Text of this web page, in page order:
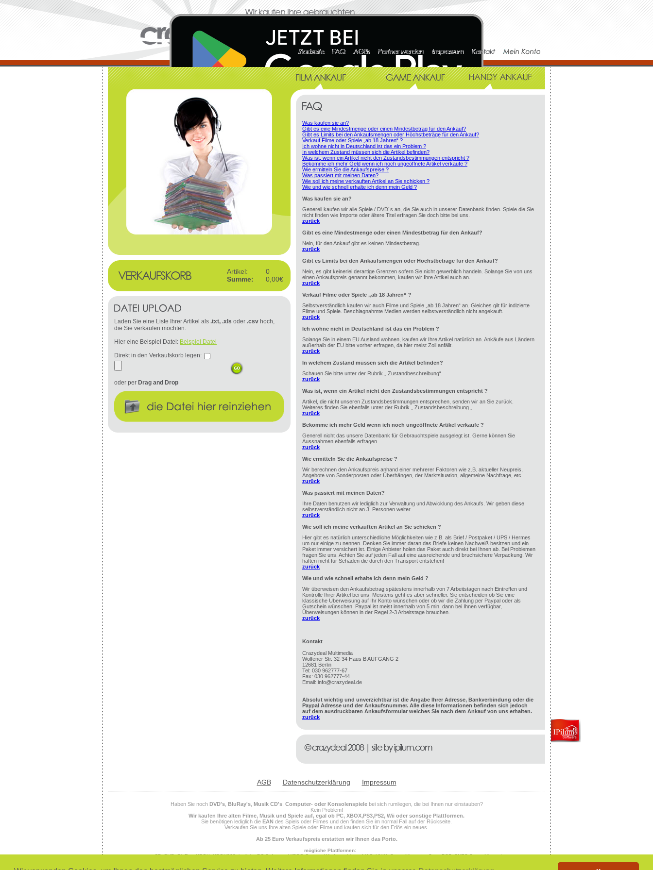
Was kaufen sie an?
Gibt es eine Mindestmenge oder einen Mindestbetrag für den Ankauf?
Gibt es Limits bei den Ankaufsmengen oder Höchstbeträge für den Ankauf?
Verkauf Filme oder Spiele „ab 18 Jahren“ ?
Ich wohne nicht in Deutschland ist das ein Problem ?
In welchem Zustand müssen sich die Artikel befinden?
Was ist, wenn ein Artikel nicht den Zustandsbestimmungen entspricht ?
Bekomme ich mehr Geld wenn ich noch ungeöffnete Artikel verkaufe ?
Wie ermitteln Sie die Ankaufspreise ?
Was passiert mit meinen Daten?
Wie soll ich meine verkauften Artikel an Sie schicken ?
Wie und wie schnell erhalte ich denn mein Geld ?
Was kaufen sie an?
Generell kaufen wir alle Spiele / DVD´s an, die Sie auch in unserer Datenbank finden. Spiele die Sie
nicht finden wie Importe oder ältere Titel erfragen Sie doch bitte bei uns.
zurück
Gibt es eine Mindestmenge oder einen Mindestbetrag für den Ankauf?
Nein, für den Ankauf gibt es keinen Mindestbetrag.
zurück
Gibt es Limits bei den Ankaufsmengen oder Höchstbeträge für den Ankauf?
Nein, es gibt keinerlei derartige Grenzen sofern Sie nicht gewerblich handeln. Solange Sie von uns
einen Ankaufspreis genannt bekommen, kaufen wir Ihre Artikel auch an.
zurück
Verkauf Filme oder Spiele „ab 18 Jahren“ ?
Selbstverständlich kaufen wir auch Filme und Spiele „ab 18 Jahren“ an. Gleiches gilt für indizierte
Filme und Spiele. Beschlagnahmte Medien werden selbstverständlich nicht angekauft.
zurück
Ich wohne nicht in Deutschland ist das ein Problem ?
Solange Sie in einem EU Ausland wohnen, kaufen wir Ihre Artikel natürlich an. Ankäufe aus Ländern
außerhalb der EU bitte vorher erfragen, da hier meist Zoll anfällt.
zurück
In welchem Zustand müssen sich die Artikel befinden?
Schauen Sie bitte unter der Rubrik „ Zustandbeschreibung“.
zurück
Was ist, wenn ein Artikel nicht den Zustandsbestimmungen entspricht ?
Artikel, die nicht unseren Zustandsbestimmungen entsprechen, senden wir an Sie zurück.
Weiteres finden Sie ebenfalls unter der Rubrik „ Zustandsbeschreibung „.
zurück
Bekomme ich mehr Geld wenn ich noch ungeöffnete Artikel verkaufe ?
Generell nicht das unsere Datenbank für Gebrauchtspiele ausgelegt ist. Gerne können Sie
Aussnahmen ebenfalls erfragen.
zurück
Wie ermitteln Sie die Ankaufspreise ?
Wir berechnen den Ankaufspreis anhand einer mehrerer Faktoren wie z.B. aktueller Neupreis,
Angebote von Sonderposten oder Überhängen, der Marktsituation, allgemeine Nachfrage, etc.
zurück
Was passiert mit meinen Daten?
Ihre Daten benutzen wir lediglich zur Verwaltung und Abwicklung des Ankaufs. Wir geben diese
selbstverständlich nicht an 3. Personen weiter.
zurück
Wie soll ich meine verkauften Artikel an Sie schicken ?
Hier gibt es natürlich unterschiedliche Möglichkeiten wie z.B. als Brief / Postpaket / UPS / Hermes
um nur einige zu nennen. Denken Sie immer daran das Briefe keinen Nachweiß besitzen und ein
Paket immer versichert ist. Einige Anbieter holen das Paket auch direkt bei Ihnen ab. Bei Problemen
fragen Sie uns. Achten Sie auf jeden Fall auf eine ausreichende und bruchsichere Verpackung. Wir
haften nicht für Schäden die durch den Transport entstehen!
zurück
Wie und wie schnell erhalte ich denn mein Geld ?
Wir überweisen den Ankaufsbetrag spätestens innerhalb von 7 Arbeitstagen nach Eintreffen und
Kontrolle Ihrer Artikel bei uns. Meistens geht es aber schneller. Sie entscheiden ob Sie eine
klassische Überweisung auf Ihr Konto wünschen oder ob wir die Zahlung per Paypal oder als
Gutschein wünschen. Paypal ist meist innerhalb von 5 min. dann bei Ihnen verfügbar,
Überweisungen können in der Regel 2-3 Arbeitstage brauchen.
zurück
Kontakt
Crazydeal Multimedia
Wolfener Str. 32-34 Haus B AUFGANG 2
12681 Berlin
Tel: 030 962777-67
Fax: 030 962777-44
Email: info@crazydeal.de
Absolut wichtig und unverzichtbar ist die Angabe Ihrer Adresse, Bankverbindung oder die
Paypal Adresse und der Ankaufsnummer. Alle diese Informationen befinden sich jedoch
auf dem ausdruckbaren Ankaufsformular welches Sie nach dem Ankauf von uns erhalten.
zurück
Artikel:
0
Summe:
0,00€
Laden Sie eine Liste Ihrer Artikel als .txt, .xls oder .csv hoch,
die Sie verkaufen möchten.
Hier eine Beispiel Datei: Beispiel Datei
Direkt in den Verkaufskorb legen:
oder per Drag and Drop
AGB Datenschutzerklärung Impressum
Haben Sie noch DVD's, BluRay's, Musik CD's, Computer- oder Konsolenspielebei sich rumliegen, die bei Ihnen nur einstauben?
Kein Problem!
Wir kaufen Ihre alten Filme, Musik und Spiele auf, egal ob PC, XBOX,PS3,PS2, Wii oder sonstige Plattformen.
Sie benötigen lediglich die EAN des Spiels oder Filmes und den finden Sie im normal Fall auf der Rückseite.
Verkaufen Sie uns Ihre alten Spiele oder Filme und kaufen sich für den Erlös ein neues.
Ab 25 Euro Verkaufspreis erstatten wir Ihnen das Porto.
mögliche Plattformen:
CD, DVD, BluRay, XBOX, XBOX360, jegliche PC Software, VIDEO Games, Windows, Linux, MAC, UNIX, Super Nintendo, Sony PSP, SNES Super Nintendo,